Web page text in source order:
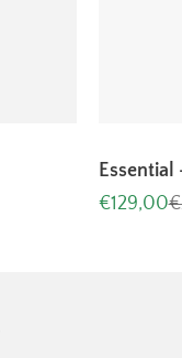
Essential
€129,00